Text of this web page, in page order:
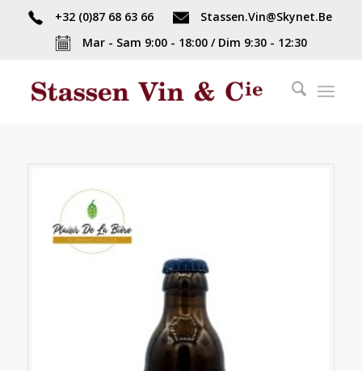
+32 (0)87 68 63 66
Stassen.Vin@Skynet.Be
Mar - Sam 9:00 - 18:00 / Dim 9:30 - 12:30